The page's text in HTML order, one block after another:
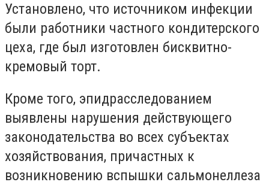
Установлено, что источником инфекции
были работники частного кондитерского
цеха, где был изготовлен бисквитно-
кремовый торт.
Кроме того, эпидрасследованием
выявлены нарушения действующего
законодательства во всех субъектах
хозяйствования, причастных к
возникновению вспышки сальмонеллеза